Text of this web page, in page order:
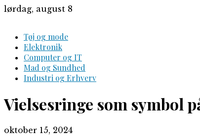
Skip
lørdag, august 8
Tøj og mode
Elektronik
Computer og IT
Mad og Sundhed
Industri og Erhverv
Vielsesringe som symbol
oktober 15, 2024